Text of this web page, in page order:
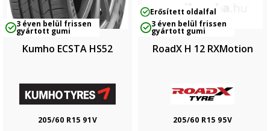
3 éven belül frissen
gyártott gumi
Kumho ECSTA HS52
205/60 R15 91V
Erősített oldalfal
3 éven belül frissen
gyártott gumi
RoadX H 12 RXMotion
205/60 R15 95V